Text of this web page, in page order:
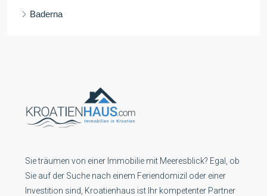
Baderna
Sie träumen von einer Immobilie mit Meeresblick? Egal, ob
Sie auf der Suche nach einem Feriendomizil oder einer
Investition sind, Kroatienhaus ist Ihr kompetenter Partner